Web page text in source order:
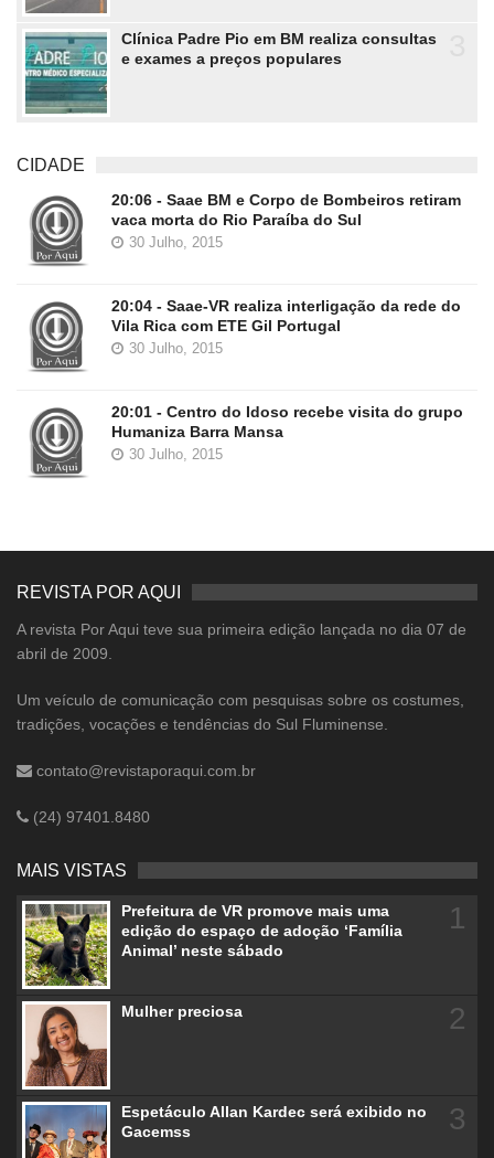
Clínica Padre Pio em BM realiza consultas
e exames a preços populares
CIDADE
20:06 - Saae BM e Corpo de Bombeiros retiram
vaca morta do Rio Paraíba do Sul
30 Julho, 2015
20:04 - Saae-VR realiza interligação da rede do
Vila Rica com ETE Gil Portugal
30 Julho, 2015
20:01 - Centro do Idoso recebe visita do grupo
Humaniza Barra Mansa
30 Julho, 2015
REVISTA POR AQUI
A revista Por Aqui teve sua primeira edição lançada no dia 07 de
abril de 2009.
Um veículo de comunicação com pesquisas sobre os costumes,
tradições, vocações e tendências do Sul Fluminense.
contato@revistaporaqui.com.br
(24) 97401.8480
MAIS VISTAS
Prefeitura de VR promove mais uma
edição do espaço de adoção ‘Família
Animal’ neste sábado
1
Mulher preciosa 2
Espetáculo Allan Kardec será exibido no
Gacemss
3